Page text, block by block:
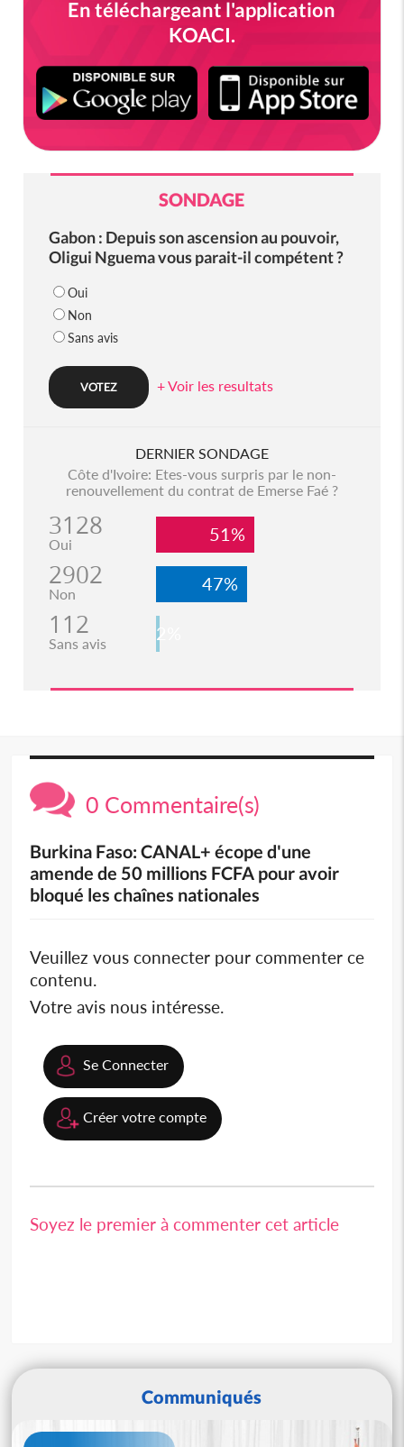
En téléchargeant l'application
KOACI.
SONDAGE
Gabon : Depuis son ascension au pouvoir,
Oligui Nguema vous parait-il compétent ?
Oui
Non
Sans avis
+ Voir les resultats
DERNIER SONDAGE
Côte d'Ivoire: Etes-vous surpris par le non-
renouvellement du contrat de Emerse Faé ?
3128
Oui 51%
2902
Non 47%
112
Sans avis 2%
0 Commentaire(s)
Burkina Faso: CANAL+ écope d'une
amende de 50 millions FCFA pour avoir
bloqué les chaînes nationales
Veuillez vous connecter pour commenter ce
contenu.
Votre avis nous intéresse.
Se Connecter
Créer votre compte
Soyez le premier à commenter cet article
Communiqués